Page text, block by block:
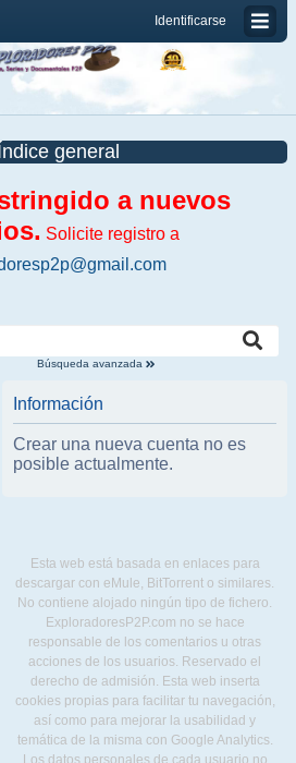
Identificarse
general
a nuevos
Solicite registro a
Búsqueda avanzada
Información
Crear una nueva cuenta no es
posible actualmente.
Esta web está basada en enlaces para
descargar con eMule, BitTorrent o similares.
No contiene alojado ningún tipo de fichero.
ExploradoresP2P.com no se hace
responsable de los comentarios u otras
acciones de los usuarios. Reservado el
derecho de admisión. Esta web inserta
cookies propias para facilitar tu navegación,
así como para mejorar la usabilidad y
temática de la misma con Google Analytics.
Los datos personales de cada usuario no